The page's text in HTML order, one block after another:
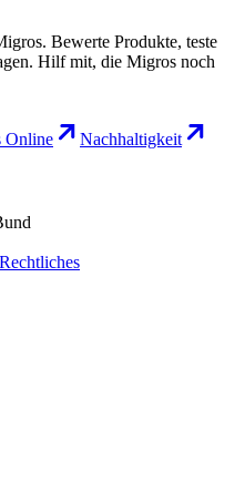
Bewerte Produkte, teste
Hilf mit, die Migros noch
Online
Nachhaltigkeit
Rechtliches